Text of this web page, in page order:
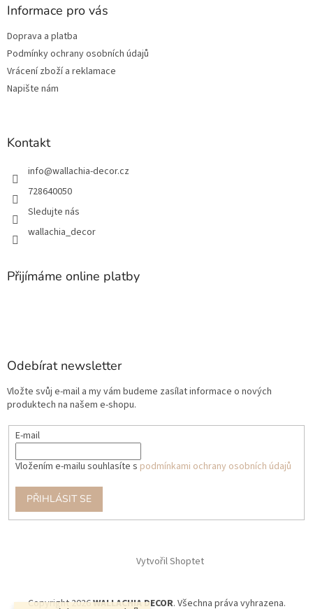
Informace pro vás
Doprava a platba
Podmínky ochrany osobních údajů
Vrácení zboží a reklamace
Napište nám
Kontakt
info@wallachia-decor.cz
728640050
Sledujte nás
wallachia_decor
Přijímáme online platby
Odebírat newsletter
Vložte svůj e-mail a my vám budeme zasílat informace o nových
produktech na našem e-shopu.
E-mail
Vložením e-mailu souhlasíte s podmínkami ochrany osobních údajů
PŘIHLÁSIT SE
Vytvořil Shoptet
Copyright 2026WALLACHIA DECOR. Všechna práva vyhrazena.